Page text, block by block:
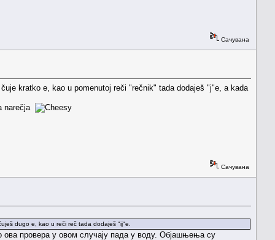
Сачувана
kratko e, kao u pomenutoj reči "rečnik" tada dodaješ "j"e, a kada
narečja
Сачувана
dugo e, kao u reči reč tada dodaješ "ij"e.
ова провера у овом случају пада у воду. Објашњења су